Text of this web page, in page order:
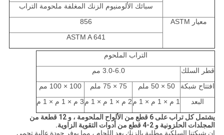
سبائك الألومنيوم الزنك المغلفة ملحومة التراب
معيار ASTM
856
ASTM A 641
التراب الملحوم
قطر السلك
3.0-6.0 مم
افتتاح شبكة
50 × 50 ملم 75 × 75 ملم
100 × 100 مم
البعد
1 م × 1 م × 1 م 2 م × 1 م × 1 م
3 م × 1 م × 1 م
يشتمل كل تراب على 6 قطع من الألواح الملحومة ، و 12 قطعة من
المجلدات الحلزونية و 2-4 قطع من أدوات التقوية الزاوية.
إن شبكتنا السلكية مطلية بالزنك بعد اللحام ، مما يوفر جودة عالية تحمي